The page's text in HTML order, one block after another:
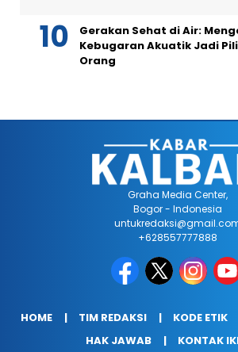
Gerakan Sehat di Air:
Kebugaran Akuatik Jadi
Orang
Graha Media Center,
Bogor - Indonesia
+628557777888
HOME TIM REDAKSI KODE ETIK
HAK JAWAB
KONTAK